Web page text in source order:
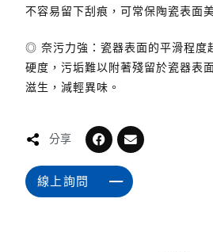
不容易留下刮痕，可常保陶瓷表面
◎ 奈污力強 ： 瓷器表面的平滑程度
硬度，污垢難以附著殘留於瓷器表
滋生，減輕異味。
分享
線上詢問